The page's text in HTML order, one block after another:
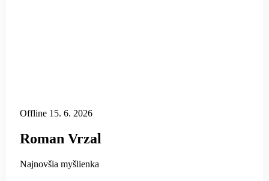
Offline 15. 6. 2026
Roman Vrzal
Najnovšia myšlienka